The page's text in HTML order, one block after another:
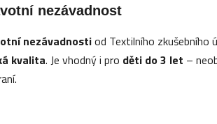
nezávadnost
nezávadnostiod Textilního
kvalita. Je vhodný i pro děti do 3 let –